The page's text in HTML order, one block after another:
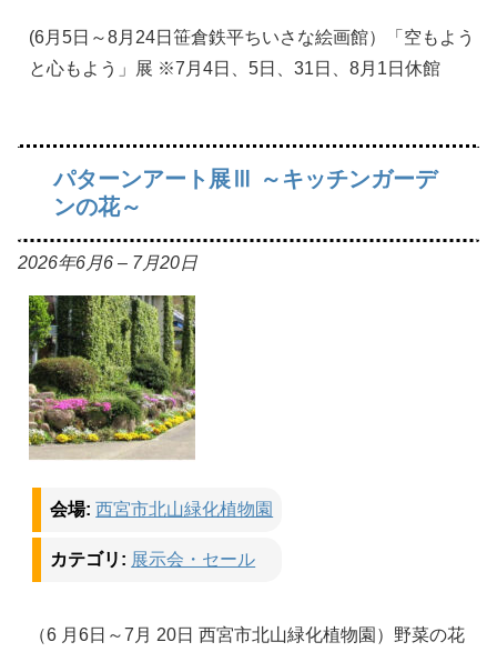
(6月5日～8月24日笹倉鉄平ちいさな絵画館）「空もよう
と心もよう」展 ※7月4日、5日、31日、8月1日休館
パターンアート展Ⅲ ～キッチンガーデ
ンの花～
2026年6月6 – 7月20日
会場: 西宮市北山緑化植物園
カテゴリ: 展示会・セール
（6 月6日～7月 20日 西宮市北山緑化植物園）野菜の花